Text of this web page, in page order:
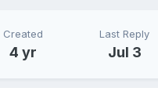
Created
4 yr
Last Reply
Jul 3